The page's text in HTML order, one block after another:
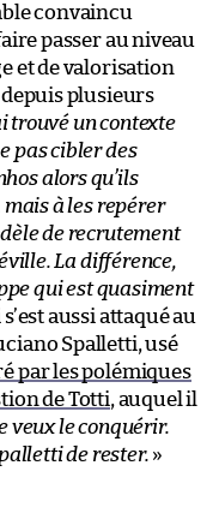
convaincu
passer au niveau
et de valorisation
depuis plusieurs
trouvé un contexte
pas cibler des
alors qu’ils
mais à les repérer
de recrutement
La différence,
qui est quasiment
aussi attaqué au
Spalletti, usé
par les polémiques
de Totti, auquel il
veux le conquérir.
de rester. »